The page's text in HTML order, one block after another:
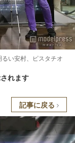
るい安村、ピスタチオ
れます
記事に戻る